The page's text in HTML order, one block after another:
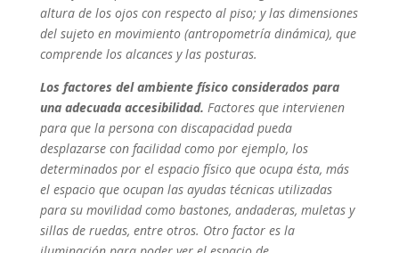
altura de los ojos con respecto al piso; y las dimensiones
del sujeto en movimiento (antropometría dinámica), que
comprende los alcances y las posturas.
Los factores del ambiente físico considerados para
una adecuada accesibilidad. Factores que intervienen
para que la persona con discapacidad pueda
desplazarse con facilidad como por ejemplo, los
determinados por el espacio físico que ocupa ésta, más
el espacio que ocupan las ayudas técnicas utilizadas
para su movilidad como bastones, andaderas, muletas y
sillas de ruedas, entre otros. Otro factor es la